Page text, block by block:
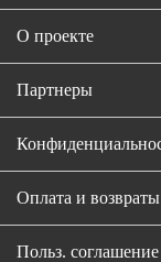
О проекте
Партнеры
Оплата и возвраты
Польз. соглашение